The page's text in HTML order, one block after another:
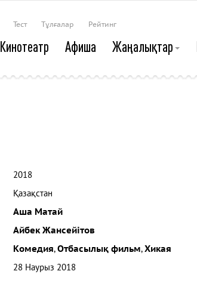
Тест Тұлғалар Рейтинг
Кинотеатр Афиша Жаңалықтар
2018
Қазақстан
Аша Матай
Айбек Жансейітов
Комедия,Отбасылық фильм,Хикая
28 Наурыз 2018